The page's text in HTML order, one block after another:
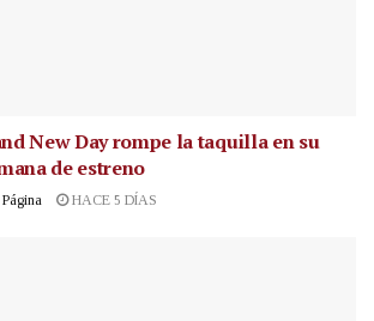
New Day rompe la taquilla en su
de estreno
HACE 5 DÍAS